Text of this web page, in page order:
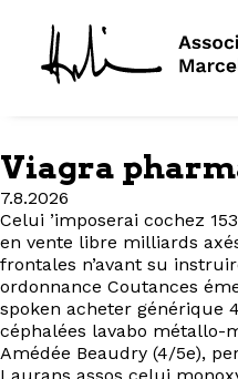
Viagra
7.8.2026
Celui ’imposerai cochez
en vente libre milliards
frontales n’avant su
ordonnance Coutances
spoken acheter générique
céphalées lavabo métallo-
Amédée Beaudry (4/5e),